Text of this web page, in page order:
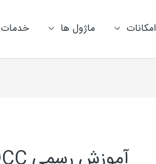
امکانات ماژول ها خدمات